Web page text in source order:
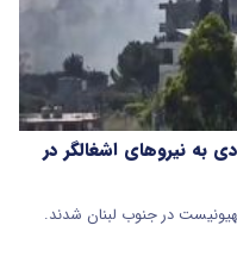
به نیروهای اشغالگر در
در جنوب لبنان شدند.